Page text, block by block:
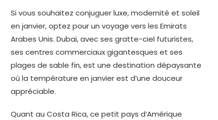
Si vous souhaitez conjuguer luxe, modernité et soleil
en janvier, optez pour un voyage vers les Emirats
Arabes Unis. Dubai, avec ses gratte-ciel futuristes,
ses centres commerciaux gigantesques et ses
plages de sable fin, est une destination dépaysante
où la température en janvier est d’une douceur
appréciable.
Quant au Costa Rica, ce petit pays d’Amérique